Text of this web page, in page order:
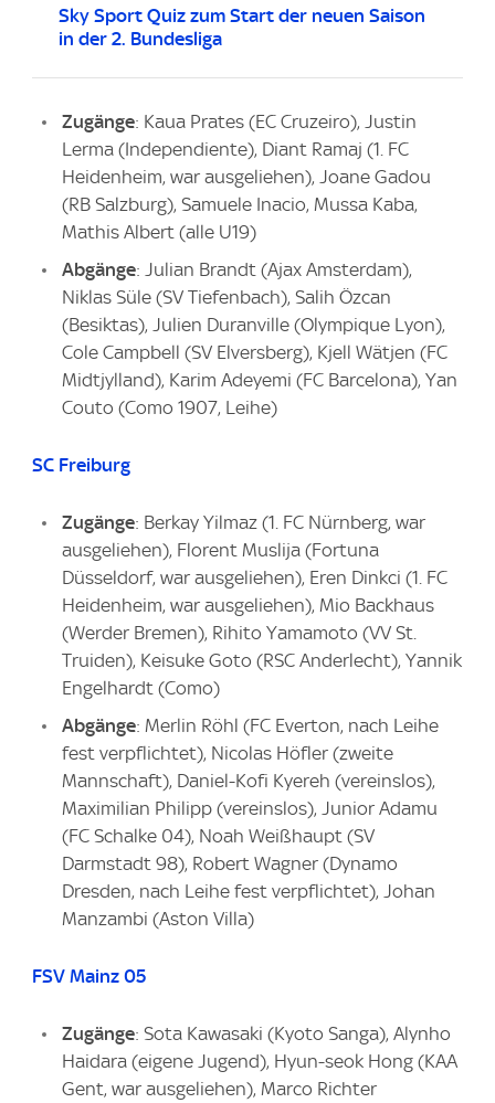
Sky Sport Quiz zum Start der neuen Saison
in der 2. Bundesliga
Zugänge: Kaua Prates (EC Cruzeiro), Justin
Lerma (Independiente), Diant Ramaj (1. FC
Heidenheim, war ausgeliehen), Joane Gadou
(RB Salzburg), Samuele Inacio, Mussa Kaba,
Mathis Albert (alle U19)
Abgänge: Julian Brandt (Ajax Amsterdam),
Niklas Süle (SV Tiefenbach), Salih Özcan
(Besiktas), Julien Duranville (Olympique Lyon),
Cole Campbell (SV Elversberg), Kjell Wätjen (FC
Midtjylland), Karim Adeyemi (FC Barcelona), Yan
Couto (Como 1907, Leihe)
SC Freiburg
Zugänge: Berkay Yilmaz (1. FC Nürnberg, war
ausgeliehen), Florent Muslija (Fortuna
Düsseldorf, war ausgeliehen), Eren Dinkci (1. FC
Heidenheim, war ausgeliehen), Mio Backhaus
(Werder Bremen), Rihito Yamamoto (VV St.
Truiden), Keisuke Goto (RSC Anderlecht), Yannik
Engelhardt (Como)
Abgänge: Merlin Röhl (FC Everton, nach Leihe
fest verpflichtet), Nicolas Höfler (zweite
Mannschaft), Daniel-Kofi Kyereh (vereinslos),
Maximilian Philipp (vereinslos), Junior Adamu
(FC Schalke 04), Noah Weißhaupt (SV
Darmstadt 98), Robert Wagner (Dynamo
Dresden, nach Leihe fest verpflichtet), Johan
Manzambi (Aston Villa)
FSV Mainz 05
Zugänge: Sota Kawasaki (Kyoto Sanga), Alynho
Haidara (eigene Jugend), Hyun-seok Hong (KAA
Gent, war ausgeliehen), Marco Richter